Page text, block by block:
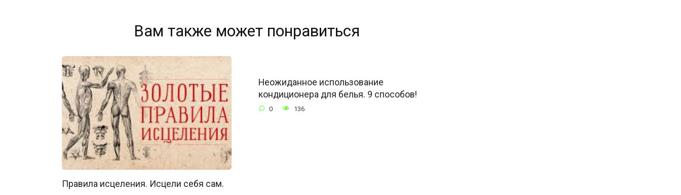
Вам также может понравиться
Правила исцеления. Исцели себя сам.
Неожиданное использование
кондиционера для белья. 9 способов!
0 136